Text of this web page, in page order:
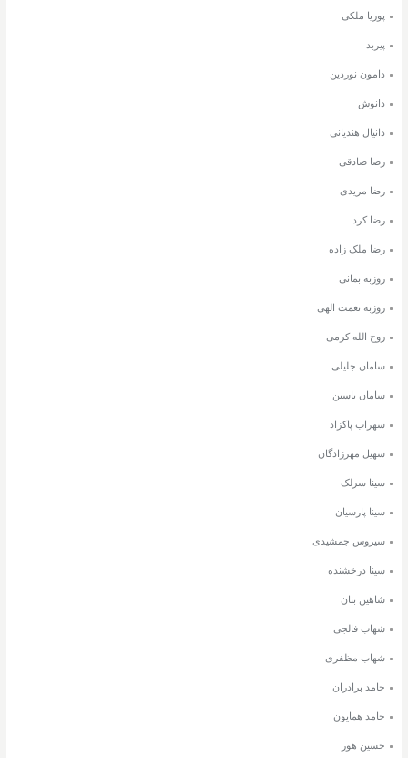
پوریا ملکی
پیربد
دامون نوردین
دانوش
دانیال هندیانی
رضا صادقی
رضا مریدی
رضا کرد
رضا ملک زاده
روزبه بمانی
روزبه نعمت الهی
روح الله کرمی
سامان جلیلی
سامان یاسین
سهراب پاکزاد
سهیل مهرزادگان
سینا سرلک
سینا پارسیان
سیروس جمشیدی
سینا درخشنده
شاهین بنان
شهاب فالجی
شهاب مظفری
حامد برادران
حامد همایون
حسین هور